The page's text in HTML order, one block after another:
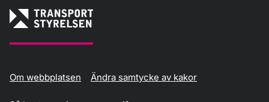
Om webbplatsen Ändra samtycke av kakor